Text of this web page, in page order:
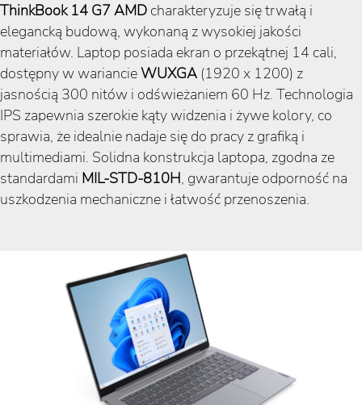
ThinkBook 14 G7 AMD charakteryzuje się trwałą i
elegancką budową, wykonaną z wysokiej jakości
materiałów. Laptop posiada ekran o przekątnej 14 cali,
dostępny w wariancieWUXGA (1920 x 1200) z
jasnością 300 nitów i odświeżaniem 60 Hz. Technologia
IPS zapewnia szerokie kąty widzenia i żywe kolory, co
sprawia, że idealnie nadaje się do pracy z grafiką i
multimediami. Solidna konstrukcja laptopa, zgodna ze
standardami MIL-STD-810H, gwarantuje odporność na
uszkodzenia mechaniczne i łatwość przenoszenia.